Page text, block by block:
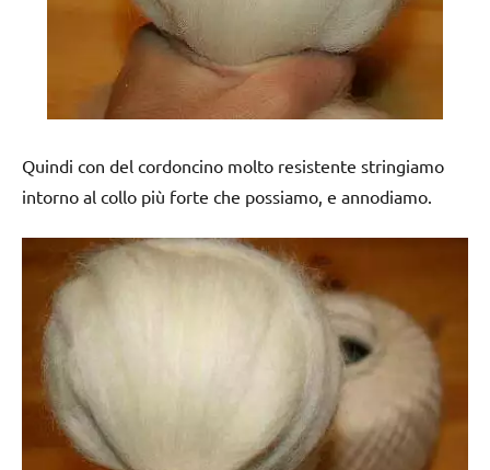
Quindi con del cordoncino molto resistente stringiamo
intorno al collo più forte che possiamo, e annodiamo.